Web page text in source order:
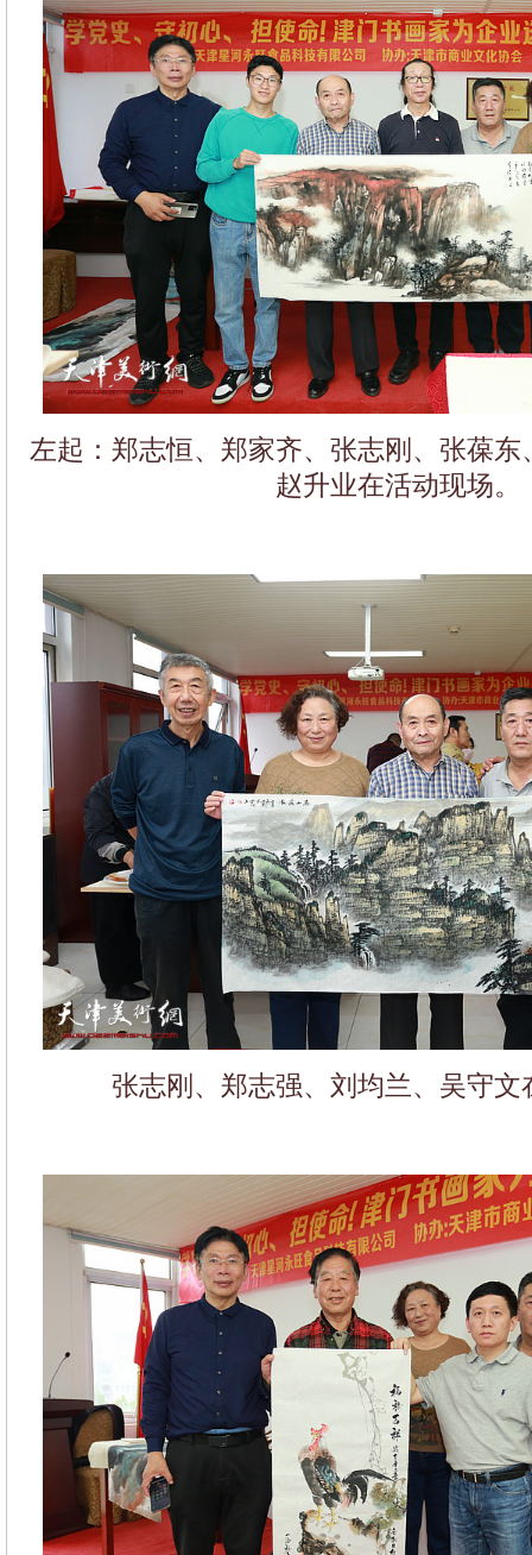
左起：郑志恒、郑家齐、张志刚、张葆
赵升业在活动现场。
张志刚、郑志强、刘均兰、吴守文